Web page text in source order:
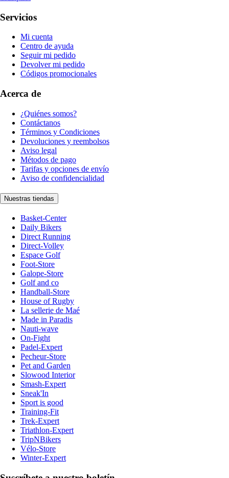
Servicios
Mi cuenta
Centro de ayuda
Seguir mi pedido
Devolver mi pedido
Códigos promocionales
Acerca de
¿Quiénes somos?
Contáctanos
Términos y Condiciones
Devoluciones y reembolsos
Aviso legal
Métodos de pago
Tarifas y opciones de envío
Aviso de confidencialidad
Nuestras tiendas
Basket-Center
Daily Bikers
Direct Running
Direct-Volley
Espace Golf
Foot-Store
Galope-Store
Golf and co
Handball-Store
House of Rugby
La sellerie de Maé
Made in Paradis
Nauti-wave
On-Fight
Padel-Expert
Pecheur-Store
Pet and Garden
Slowood Interior
Smash-Expert
Sneak'In
Sport is good
Training-Fit
Trek-Expert
Triathlon-Expert
TripNBikers
Vélo-Store
Winter-Expert